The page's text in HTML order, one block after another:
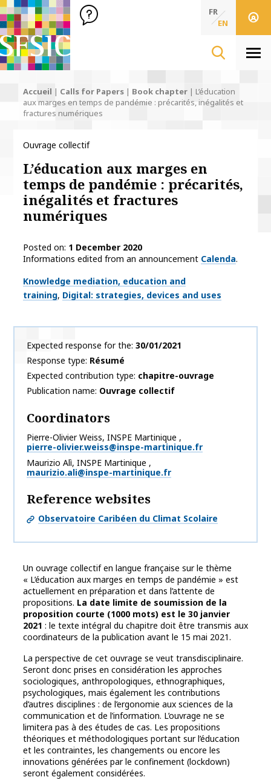
SFSIC Société Française des Sciences de l'Information & de
Société Française des Sciences de
FR
EN
Accueil | Calls for Papers | Book chapter | L’éducation
aux marges en temps de pandémie : précarités, inégalités et
fractures numériques
Ouvrage collectif
L’éducation aux marges en
temps de pandémie : précarités,
inégalités et fractures
numériques
Posted on 1 December 2020
Informations edited from an announcement Calenda.
Thématiques
Knowledge mediation, education and
training Digital: strategies, devices and uses
Expected response for the 30/01/2021
Response type Résumé
Expected contribution type chapitre-ouvrage
Publication name Ouvrage collectif
Coordinators
Pierre-OlivierWeiss, INSPE Martinique ,
pierre-olivier.weiss@inspe-martinique.fr
Maurizio Alì, INSPE Martinique ,
maurizio.ali@inspe-martinique.fr
Reference websites
Observatoire Caribéen du Climat Scolaire
Un ouvrage collectif en langue française sur le thème
« L’éducation aux marges en temps de pandémie » est
actuellement en préparation et dans l’attente de
propositions. La date limite de soumission de la
proposition courte (1000 mots) est le 30 janvier
2021 : le texte intégral du chapitre doit être transmis aux
coordinateurs de la publication avant le 15 mai 2021.
La perspective de cet ouvrage se veut transdisciplinaire.
Seront donc prises en considération les approches
sociologiques, anthropologiques, ethnographiques,
psychologiques, mais également les contributions
d’autres disciplines : de l’ergonomie aux sciences de la
communication et de l’information. L’ouvrage ne se
limitera pas à des études de cas. Les propositions
théoriques et méthodologiques portant sur l’éducation
et les contraintes, les changements ou encore les
innovations générées par le confinement (lockdown)
seront également considérées.